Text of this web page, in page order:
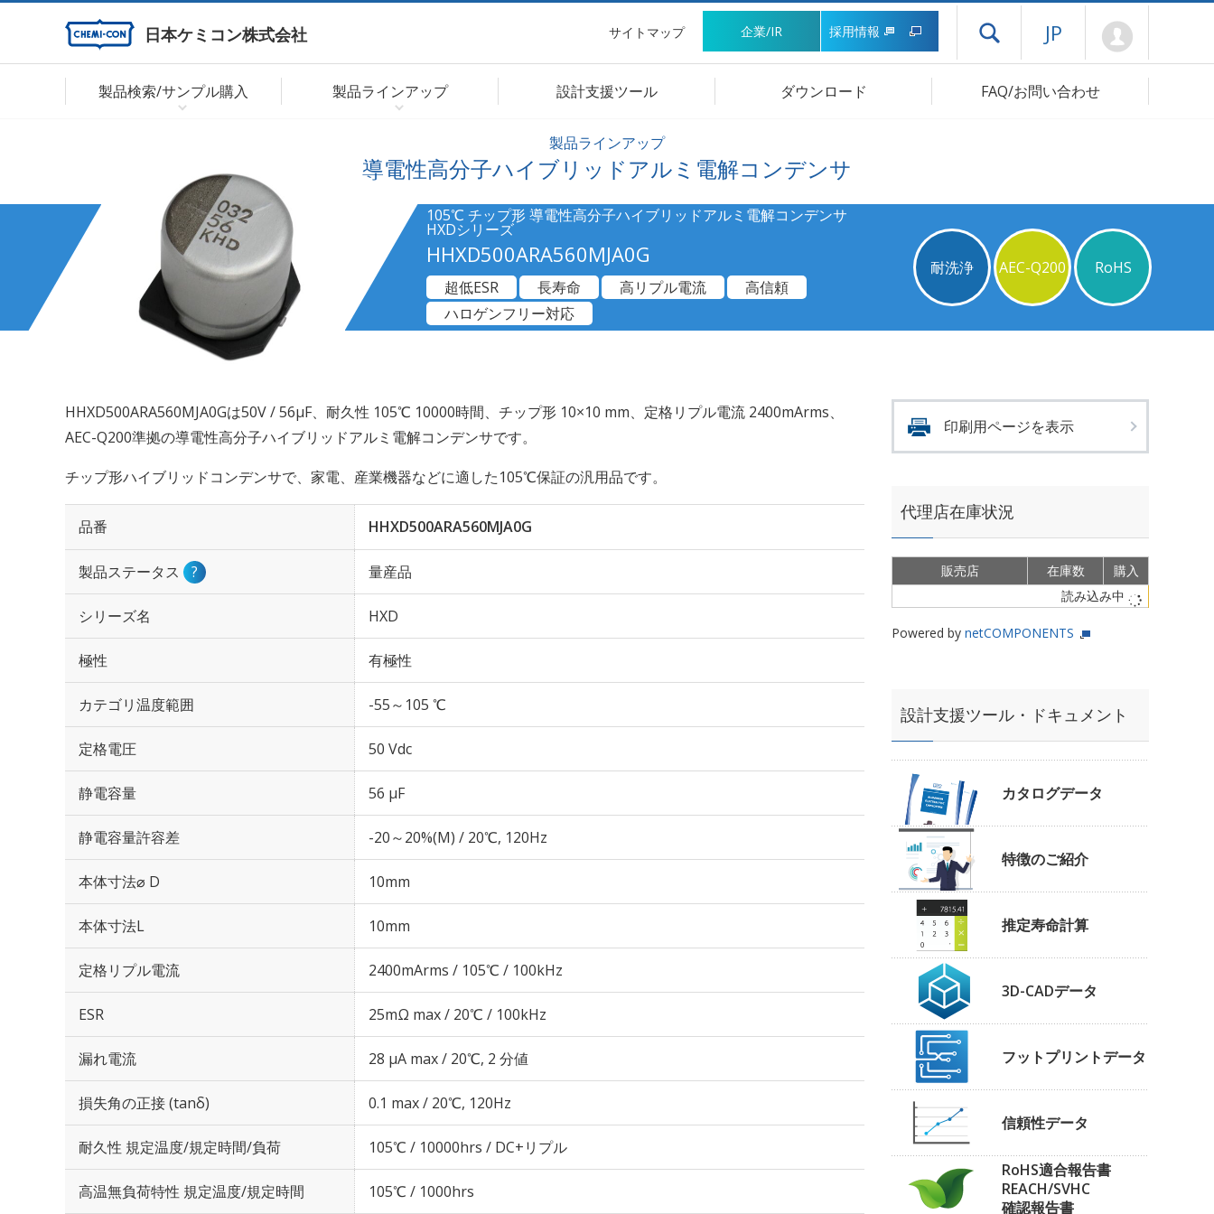
日本ケミコン株式会社 サイトマップ 企業/IR 採用情報 ドロワーメニューを開く
JP
製品検索/サンプル購入 製品ラインアップ 設計支援ツール ダウンロード FAQ/お問い合わせ
製品ラインアップ
導電性高分子ハイブリッドアルミ電解コンデンサ
105℃ チップ形 導電性高分子ハイブリッドアルミ電解コンデンサ
HXDシリーズ
HHXD500ARA560MJA0G 耐洗浄 AEC-Q200
RoHS
超低ESR
長寿命 高リプル電流
高信頼
ハロゲンフリー対応
HHXD500ARA560MJA0Gは50V / 56µF、耐久性 105℃ 10000時間、チップ形 10×10 mm、定格リプル電流 2400mArms、
AEC-Q200準拠の導電性高分子ハイブリッドアルミ電解コンデンサです。
チップ形ハイブリッドコンデンサで、家電、産業機器などに適した105℃保証の汎用品です。
品番 HHXD500ARA560MJA0G
製品ステータス ? 量産品
シリーズ名 HXD
極性 有極性
カテゴリ温度範囲 -55～105 ℃
定格電圧 50 Vdc
静電容量 56 µF
静電容量許容差 -20～20%(M) / 20℃, 120Hz
本体寸法⌀ D 10mm
本体寸法L 10mm
定格リプル電流 2400mArms / 105℃ / 100kHz
ESR 25mΩ max / 20℃ / 100kHz
漏れ電流 28 μA max / 20℃, 2 分値
損失角の正接 (tanδ) 0.1 max / 20℃, 120Hz
耐久性 規定温度/規定時間/負荷 105℃ / 10000hrs / DC+リプル
高温無負荷特性 規定温度/規定時間 105℃ / 1000hrs
印刷用ページを表示
代理店在庫状況
販売店 在庫数
購入
読み込み中
Powered by netCOMPONENTS
設計支援ツール・ドキュメント
カタログデータ
特徴のご紹介
推定寿命計算
3D-CADデータ
フットプリントデータ
信頼性データ
RoHS適合報告書
REACH/SVHC
確認報告書